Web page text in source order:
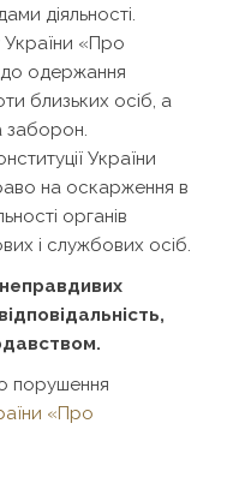
діяльності.
«Про
одержання
близьких осіб, а
заборон.
України
на оскарження в
органів
і службових осіб.
порушення
«Про